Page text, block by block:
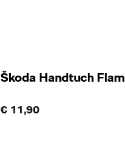
Škoda Handtuch
€ 11,90